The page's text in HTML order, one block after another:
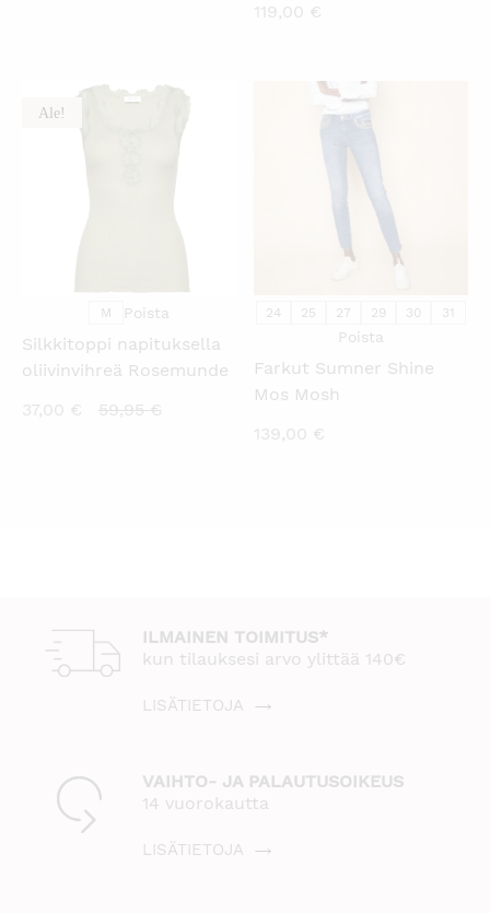
119,00 €
Ale!
M Poista
Silkkitoppi napituksella
oliivinvihreä Rosemunde
37,00 €
Nykyinen
59,95€Alkuperäinen
KATSO PIKANÄKYMÄ
24 25 27 29 30 31
Poista
Farkut Sumner Shine
Mos Mosh
139,00 €
ILMAINEN TOIMITUS*
kun tilauksesi arvo ylittää 140€
LISÄTIETOJA
VAIHTO- JA PALAUTUSOIKEUS
14 vuorokautta
LISÄTIETOJA